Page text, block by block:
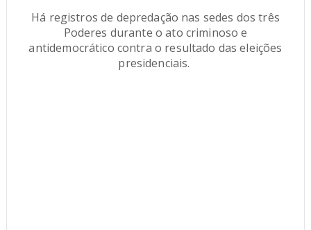
Há registros de depredação nas sedes dos três
Poderes durante o ato criminoso e
antidemocrático contra o resultado das eleições
presidenciais.